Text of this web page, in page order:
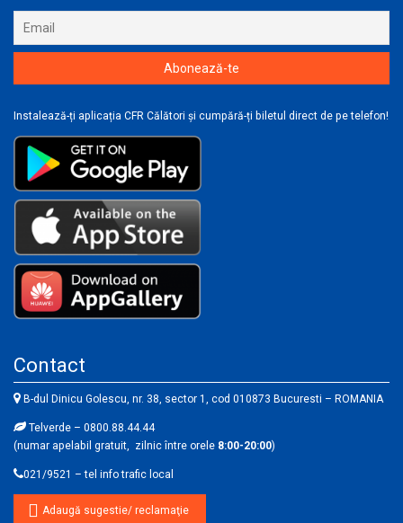
Instalează-ți aplicația CFR Călători și cumpără-ți biletul direct de pe telefon!
Contact
B-dul Dinicu Golescu, nr. 38, sector 1, cod 010873 Bucuresti – ROMANIA
Telverde – 0800.88.44.44
(numar apelabil gratuit, zilnic între orele 8:00-20:00)
021/9521 – tel info trafic local
Adaugă sugestie/ reclamaţie